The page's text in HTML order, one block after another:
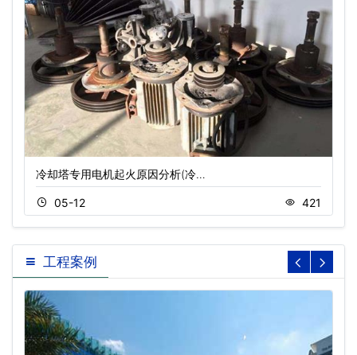
冷却塔专用电机起火原因分析(冷…
05-12 421
工程案例